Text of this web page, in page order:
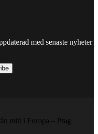
med senaste nyheter
mitt i Europa – Prag